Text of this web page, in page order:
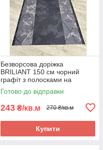
Безворсова доріжка
BRILIANT 150 см чорний
графіт з полосками на
підлогу на кухню, в коридор
Готово до відправки
243 ₴/кв.м 270 ₴/кв.м
Купити